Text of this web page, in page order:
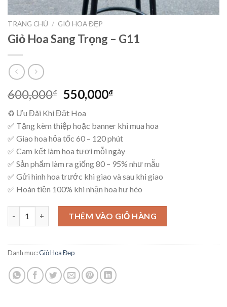
TRANG CHỦ / GIỎ HOA ĐẸP
Giỏ Hoa Sang Trọng – G11
600,000₫ Giá
là:
600,000₫.
550,000₫Giá
là:
550,000₫.
♻ Ưu Đãi Khi Đặt Hoa
✅ Tặng kèm thiệp hoặc banner khi mua hoa
✅ Giao hoa hỏa tốc 60 – 120 phút
✅ Cam kết làm hoa tươi mỗi ngày
✅ Sản phẩm làm ra giống 80 – 95% như mẫu
✅ Gửi hình hoa trước khi giao và sau khi giao
✅ Hoàn tiền 100% khi nhận hoa hư héo
Giỏ Hoa Sang Trọng - G11 số lượng
THÊM VÀO GIỎ HÀNG
Danh mục:Giỏ Hoa Đẹp